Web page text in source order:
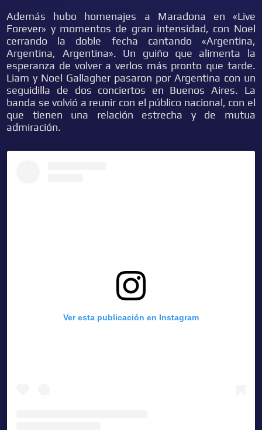
Además hubo homenajes a Maradona en «Live
Forever» y momentos de gran intensidad, con Noel
cerrando la doble fecha cantando «Argentina,
Argentina, Argentina». Un guiño que alimenta la
esperanza de volver a verlos más pronto que tarde.
Liam y Noel Gallagher pasaron por Argentina con un
seguidilla de dos conciertos en Buenos Aires. La
banda se volvió a reunir con el público nacional, con el
que tienen una relación estrecha y de mutua
admiración.
Ver esta publicación en Instagram